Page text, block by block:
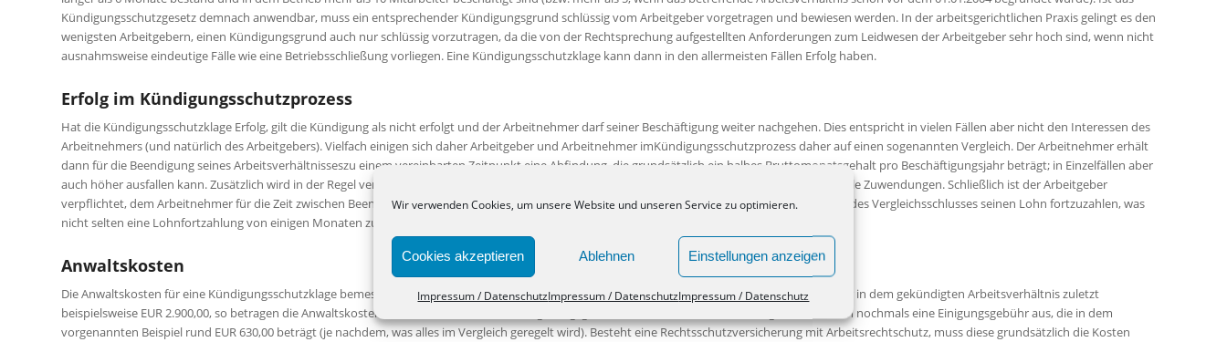
Wir verwenden Cookies, um unsere Website und unseren Service zu optimieren.
Cookies akzeptieren Ablehnen Einstellungen anzeigen
Impressum / DatenschutzImpressum / DatenschutzImpressum / Datenschutz
Kündigungsschutzgesetz demnach anwendbar, muss ein entsprechender Kündigungsgrund schlüssig vom Arbeitgeber vorgetragen und bewiesen werden. In der arbeitsgerichtlichen Praxis gelingt es den
wenigsten Arbeitgebern, einen Kündigungsgrund auch nur schlüssig vorzutragen, da die von der Rechtsprechung aufgestellten Anforderungen zum Leidwesen der Arbeitgeber sehr hoch sind, wenn nicht
ausnahmsweise eindeutige Fälle wie eine Betriebsschließung vorliegen. Eine Kündigungsschutzklage kann dann in den allermeisten Fällen Erfolg haben.
Erfolg im Kündigungsschutzprozess
Hat die Kündigungsschutzklage Erfolg, gilt die Kündigung als nicht erfolgt und der Arbeitnehmer darf seiner Beschäftigung weiter nachgehen. Dies entspricht in vielen Fällen aber nicht den Interessen des
Arbeitnehmers (und natürlich des Arbeitgebers). Vielfach einigen sich daher Arbeitgeber und Arbeitnehmer imKündigungsschutzprozess daher auf einen sogenannten Vergleich. Der Arbeitnehmer erhält
dann für die Beendigung seines Arbeitsverhältnisseszu einem vereinbarten Zeitpunkt eine Abfindung, die grundsätzlich ein halbes Bruttomonatsgehalt pro Beschäftigungsjahr beträgt; in Einzelfällen aber
auch höher ausfallen kann. Zusätzlich wird in der Regel vereinbart, dass der Arbeitnehmer ein gutes Arbeitszeugnis erhält und ggf. weitere finanzielle Zuwendungen. Schließlich ist der Arbeitgeber
verpflichtet, dem Arbeitnehmer für die Zeit zwischen Beendigung des Arbeitsverhältnisses aufgrund der (unwirksamen) Kündigung und dem Tage des Vergleichsschlusses seinen Lohn fortzuzahlen, was
nicht selten eine Lohnfortzahlung von einigen Monaten zur Folge hat (je nachdem, wie lange der Kündigungsschutzprozess dauert).
Anwaltskosten
Die Anwaltskosten für eine Kündigungsschutzklage bemessen sich nach dem Bruttomonatsgehalt des Arbeitnehmers. Verdiente der Arbeitnehmer in dem gekündigten Arbeitsverhältnis zuletzt
beispielsweise EUR 2.900,00, so betragen die Anwaltskosten nach dem Rechtsanwaltsvergütungsgesetz EUR 1.532,13 brutto. Ein Vergleich löst dann nochmals eine Einigungsgebühr aus, die in dem
vorgenannten Beispiel rund EUR 630,00 beträgt (je nachdem, was alles im Vergleich geregelt wird). Besteht eine Rechtsschutzversicherung mit Arbeitsrechtschutz, muss diese grundsätzlich die Kosten